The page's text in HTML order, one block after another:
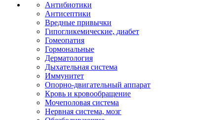
Антибиотики
Антисептики
Вредные привычки
Гипогликемические, диабет
Гомеопатия
Гормональные
Дерматология
Дыхательная система
Иммунитет
Опорно-двигательный аппарат
Кровь и кровообращение
Мочеполовая система
Нервная система, мозг